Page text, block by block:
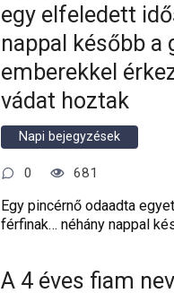
egy elfeledett
nappal később a
emberekkel
vádat hoztak
Napi bejegyzések
0 681
Egy pincérnő odaadta
férfinak… néhány nappal
A 4 éves fiam